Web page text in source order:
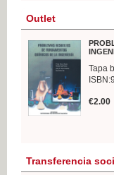
Outlet
Tapa
€2.00
Transferencia